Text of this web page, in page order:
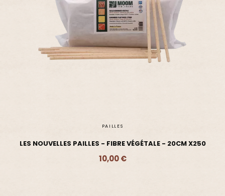
PAILLES
LES NOUVELLES PAILLES - FIBRE VÉGÉTALE - 20CM X250
10,00 €
Ajouter - 10,00 €